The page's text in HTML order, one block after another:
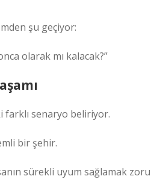
şu geçiyor:
olarak mı kalacak?”
farklı senaryo beliriyor.
bir şehir.
sürekli uyum sağlamak